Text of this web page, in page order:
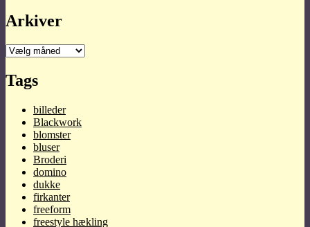
Arkiver
Arkiver
Tags
billeder
Blackwork
blomster
bluser
Broderi
domino
dukke
firkanter
freeform
freestyle hækling